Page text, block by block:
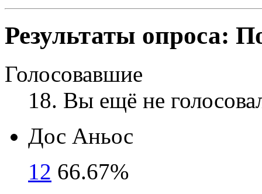
Результаты опроса:
Голосовавшие
18. Вы ещё не
Дос Аньос
12 66.67%